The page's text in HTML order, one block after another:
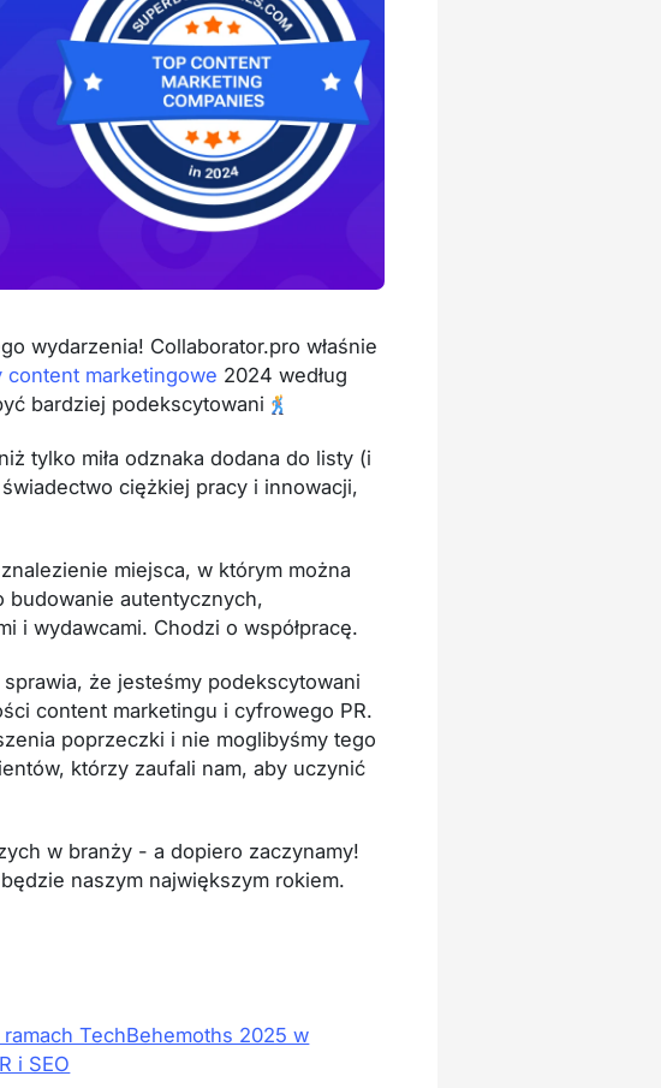
wydarzenia! Collaborator.pro właśnie
content marketingowe 2024 według
bardziej podekscytowani🕺
tylko miła odznaka dodana do listy (i
ciężkiej pracy i innowacji,
miejsca, w którym można
autentycznych,
i wydawcami. Chodzi o współpracę.
że jesteśmy podekscytowani
content marketingu i cyfrowego PR.
poprzeczki i nie moglibyśmy tego
którzy zaufali nam, aby uczynić
w branży - a dopiero zaczynamy!
naszym największym rokiem.
TechBehemoths 2025 w
i SEO